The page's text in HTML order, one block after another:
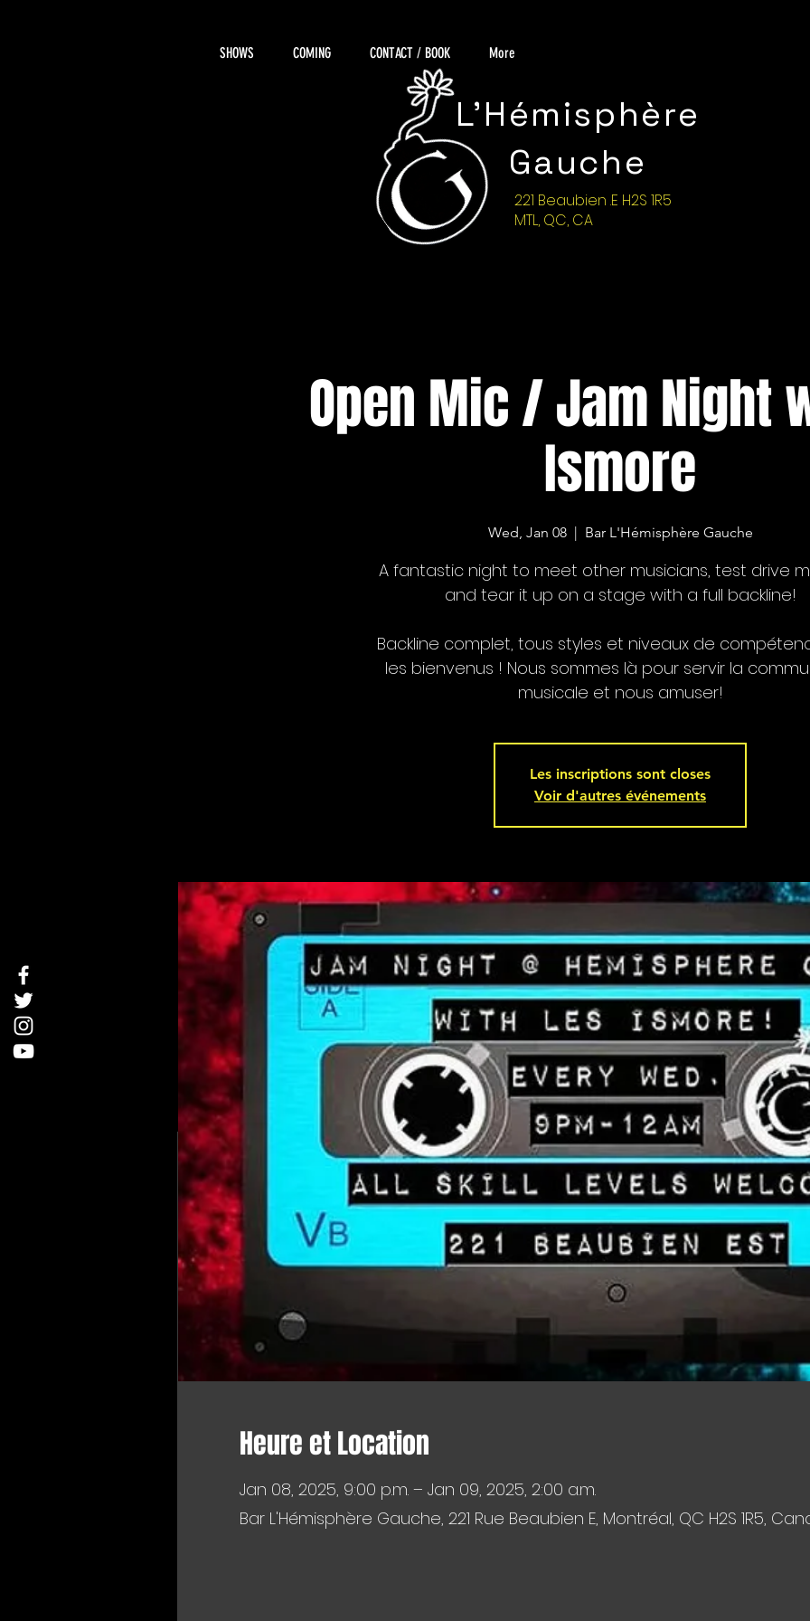
221 Beaubien .E H2S 1R5
MTL, QC, CA
L'Hémisphère
Gauche
SHOWS COMING CONTACT / BOOK More
Open Mic / Jam Night
Ismore
Wed, Jan 08
  |
Bar L'Hémisphère Gauche
A fantastic night to meet other musicians, test drive
and tear it up on a stage with a full backline!
Backline complet, tous styles et niveaux de
les bienvenus ! Nous sommes là pour servir la
musicale et nous amuser!
Les inscriptions sont closes
Voir d'autres événements
Heure et Location
Jan 08, 2025, 9:00 p.m. – Jan 09, 2025, 2:00 a.m.
Bar L'Hémisphère Gauche, 221 Rue Beaubien E, Montréal, QC H2S 1R5,